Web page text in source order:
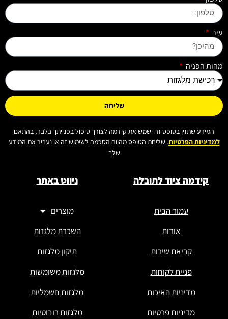
עיר
מהות הפניה
שליחה
המידע שתזין בטופס זה ישמש את קידמה לצורך טיפול בפנייתך בלבד, בהתאם
למדיניות הפרטיות. שליחת הטופס מהווה הסכמה לשימוש זה או נעביר את המידע
שלך
קידמה ציוד לתובלה
עמוד הבית
אודות
קריאת שירות
פניית לקוחות
מדיניות האיכות
מדיניות פרטיות
ניווט באתר
מוצרים
השכרת מלגזות
תיקון מלגזות
מלגזות משומשות
מלגזות חשמליות
מלגזות רובוטיות